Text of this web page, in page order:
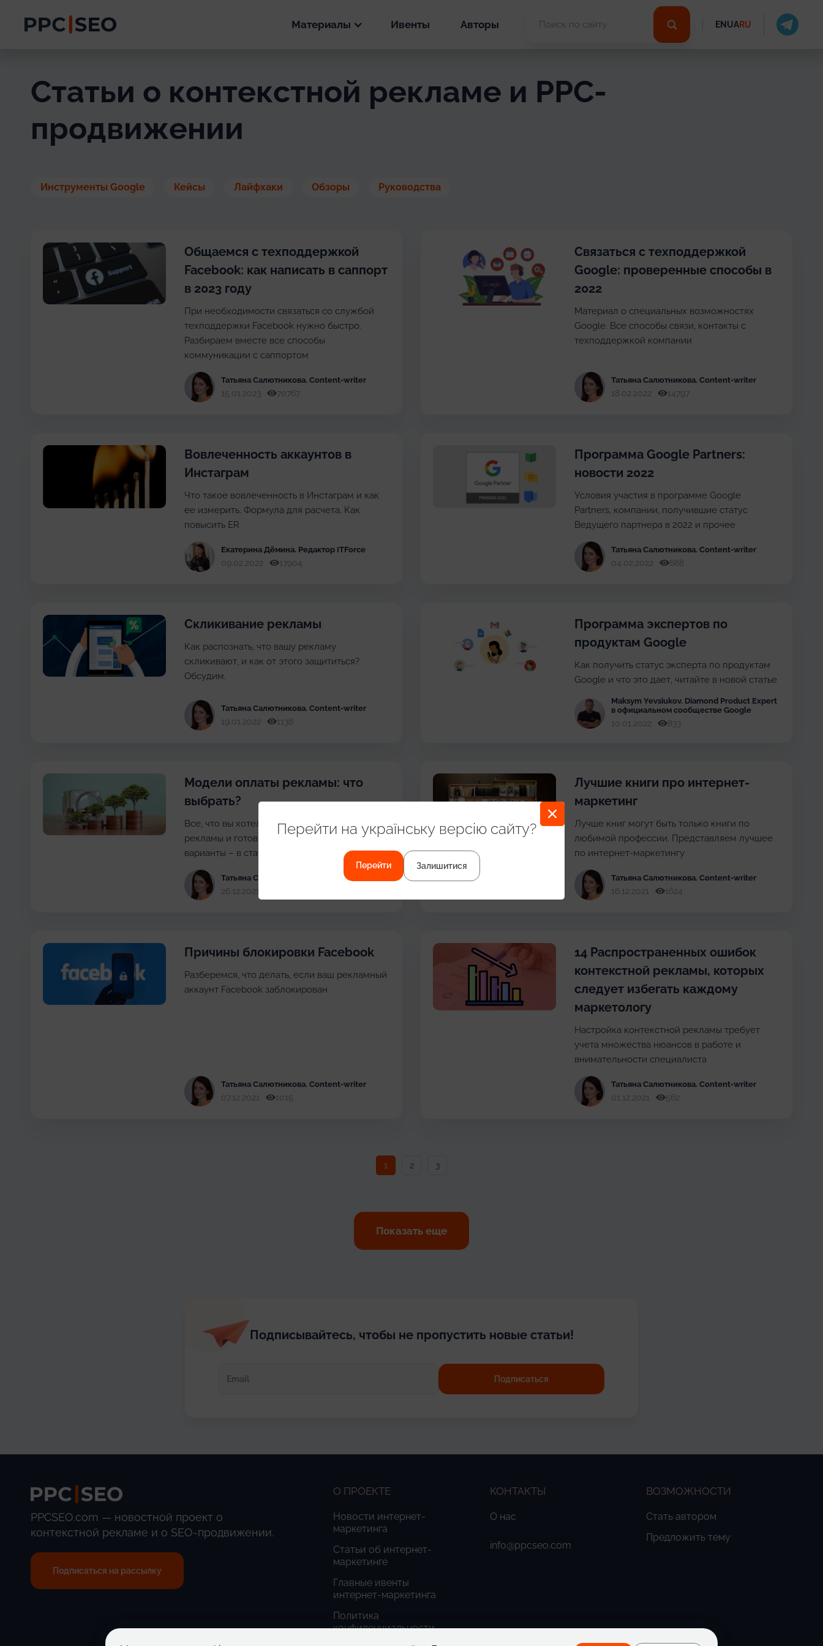
Материалы
SEO
Статьи
SEO
Ивенты Авторы EN UARU
Статьи о контекстной рекламе и PPC-
продвижении
Инструменты Google Кейсы Лайфхаки Обзоры Руководства
Общаемся с техподдержкой
Facebook: как написать в саппорт
в 2023 году
При необходимости связаться со службой
техподдержки Facebook нужно быстро.
Разбираем вместе все способы
коммуникации с саппортом
Татьяна Cалютникова. Content-writer
15.01.2023 70767
Связаться с техподдержкой
Google: проверенные способы в
2022
Материал о специальных возможностях
Google. Все способы связи, контакты с
техподдержкой компании
Татьяна Cалютникова. Content-writer
18.02.2022 14797
Вовлеченность аккаунтов в
Инстаграм
Что такое вовлеченность в Инстаграм и как
ее измерить. Формула для расчета. Как
повысить ER
Екатерина Дёмина. Редактор ITForce
09.02.2022 17904
Программа Google Partners:
новости 2022
Условия участия в программе Google
Partners, компании, получившие статус
Ведущего партнера в 2022 и прочее
Татьяна Cалютникова. Content-writer
04.02.2022 688
Скликивание рекламы
Как распознать, что вашу рекламу
скликивают, и как от этого защититься?
Обсудим.
Татьяна Cалютникова. Content-writer
19.01.2022 1138
Программа экспертов по
продуктам Google
Как получить статус эксперта по продуктам
Google и что это дает, читайте в новой статье
Maksym Yevsiukov. Diamond Product Expert
в официальном сообществе Google
10.01.2022 833
Модели оплаты рекламы: что
выбрать?
Все, что вы хотели знать о моделях оплаты
рекламы и готовы спросить! Возможные ее
варианты – в статье.
Татьяна Cалютникова . Content-writer
26.12.2021
Лучшие книги про интернет-
маркетинг
Лучше книг могут быть только книги по
любимой профессии. Представляем лучшее
по интернет-маркетингу
Татьяна Cалютникова. Content-writer
16.12.2021 1624
Причины блокировки Facebook
Разберемся, что делать, если ваш рекламный
аккаунт Facebook заблокирован
Татьяна Cалютникова. Content-writer
07.12.2021 1015
14 Распространенных ошибок
контекстной рекламы, которых
следует избегать каждому
маркетологу
Настройка контекстной рекламы требует
учета множества нюансов в работе и
внимательности специалиста
Татьяна Cалютникова. Content-writer
01.12.2021 562
1 2 3
Показать еще
Подписывайтесь, чтобы не пропустить новые статьи!
PPCSEO.com — новостной проект о
контекстной рекламе и о SEO-продвижении.
Подписаться на рассылку
О ПРОЕКТЕ
Новости интернет-
маркетинга
Статьи об интернет-
маркетинге
Главные ивенты
интернет-маркетинга
Политика
конфиденциальности
КОНТАКТЫ
О нас
info@ppcseo.com
ВОЗМОЖНОСТИ
Стать автором
Предложить тему
Перейти на українську версію сайту?
Перейти Залишитися